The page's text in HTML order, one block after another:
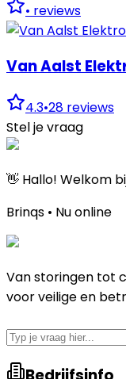
• reviews
Van Aalst
4.3•28 reviews
Stel je vraag
👋 Hallo! Welkom
Brinqs • Nu online
Van storingen tot
voor veilige en